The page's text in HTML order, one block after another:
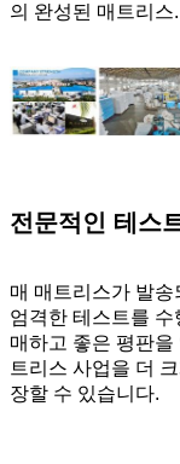
의 완성된 매트리스.
전문적인 테스
매 매트리스가 발
엄격한 테스트를
매하고 좋은 평판을
트리스 사업을 더
장할 수 있습니다.